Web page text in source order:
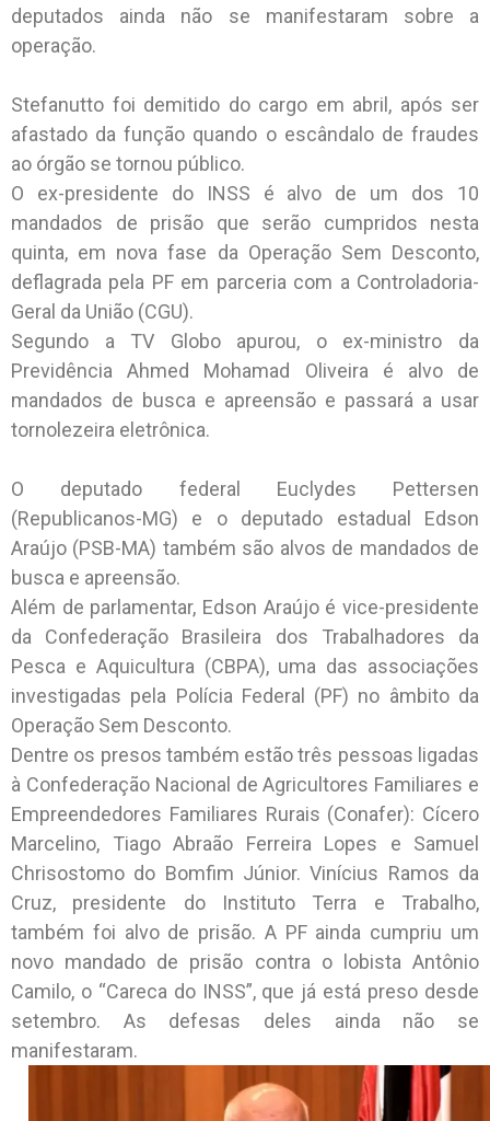
deputados ainda não se manifestaram sobre a
operação.
Stefanutto foi demitido do cargo em abril, após ser
afastado da função quando o escândalo de fraudes
ao órgão se tornou público.
O ex-presidente do INSS é alvo de um dos 10
mandados de prisão que serão cumpridos nesta
quinta, em nova fase da Operação Sem Desconto,
deflagrada pela PF em parceria com a Controladoria-
Geral da União (CGU).
Segundo a TV Globo apurou, o ex-ministro da
Previdência Ahmed Mohamad Oliveira é alvo de
mandados de busca e apreensão e passará a usar
tornolezeira eletrônica.
O deputado federal Euclydes Pettersen
(Republicanos-MG) e o deputado estadual Edson
Araújo (PSB-MA) também são alvos de mandados de
busca e apreensão.
Além de parlamentar, Edson Araújo é vice-presidente
da Confederação Brasileira dos Trabalhadores da
Pesca e Aquicultura (CBPA), uma das associações
investigadas pela Polícia Federal (PF) no âmbito da
Operação Sem Desconto.
Dentre os presos também estão três pessoas ligadas
à Confederação Nacional de Agricultores Familiares e
Empreendedores Familiares Rurais (Conafer): Cícero
Marcelino, Tiago Abraão Ferreira Lopes e Samuel
Chrisostomo do Bomfim Júnior. Vinícius Ramos da
Cruz, presidente do Instituto Terra e Trabalho,
também foi alvo de prisão. A PF ainda cumpriu um
novo mandado de prisão contra o lobista Antônio
Camilo, o “Careca do INSS”, que já está preso desde
setembro. As defesas deles ainda não se
manifestaram.